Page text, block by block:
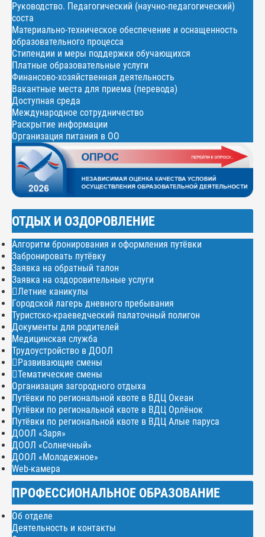
Руководство. Педагогический (научно-педагогический)
соста
Материально-техническое обеспечение и оснащенность
образовательного процесса
Стипендии и меры поддержки обучающихся
Платные образовательные услуги
Финансово-хозяйственная деятельность
Вакантные места для приема (перевода)
Доступная среда
Международное сотрудничество
Раскрытие информации
Организация питания в ОО
ОТДЫХ И ОЗДОРОВЛЕНИЕ
Алгоритм бронирования и оформления путёвки
Забронировать путёвку
Заявка на обратный талон
Заявка на оздоровительные услуги
Летние каникулы
Городской лагерь дневного пребывания
Туристско-краеведческий палаточный полигон
Документы для родителей
Медицинская служба
Трудоустройство в ДООЛ
Развивающие смены
Тематические смены
Организация загородного отдыха
Путёвки по региональной квоте в ВДЦ Океан
Путёвки по региональной квоте в ВДЦ Орлёнок
Путёвки по региональной квоте в ВДЦ Алые паруса
ДООЛ «Заря»
ДООЛ «Солнечный»
ДООЛ «Молодежное»
Web-камера
ПРОФЕССИОНАЛЬНОЕ ОБРАЗОВАНИЕ
Об отделе
Деятельность и контакты